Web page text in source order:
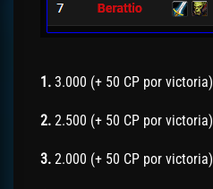
1. 3.000 (+ 50 CP por victoria)
2. 2.500 (+ 50 CP por victoria)
3. 2.000 (+ 50 CP por victoria)